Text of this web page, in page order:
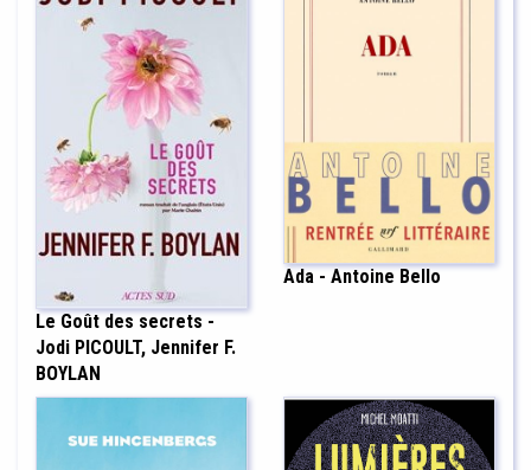
Le Goût des secrets -
Jodi PICOULT, Jennifer F.
BOYLAN
Ada - Antoine Bello